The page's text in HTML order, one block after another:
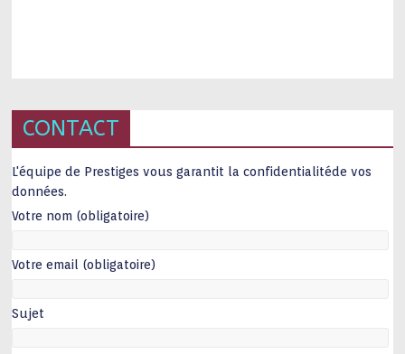
CONTACT
L'équipe de Prestiges vous garantit la confidentialitéde vos
données.
Votre nom (obligatoire)
Votre email (obligatoire)
Sujet